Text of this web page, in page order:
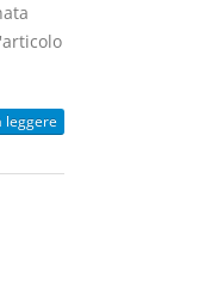
leggere